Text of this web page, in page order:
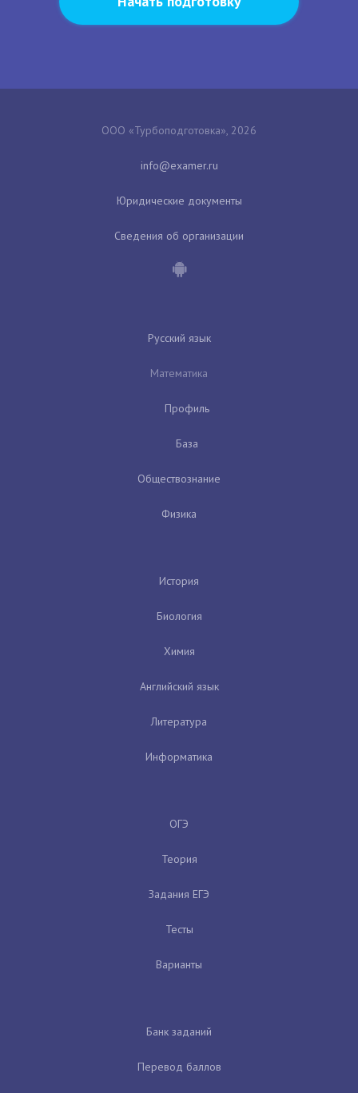
ООО «Турбоподготовка», 2026
Юридические документы
Сведения об организации
Русский язык
Математика
Профиль
База
Обществознание
Физика
История
Биология
Химия
Английский язык
Литература
Информатика
ОГЭ
Теория
Задания ЕГЭ
Тесты
Варианты
Банк заданий
Перевод баллов